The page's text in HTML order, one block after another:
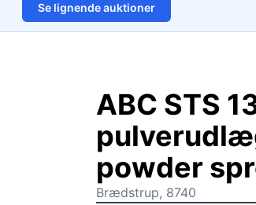
Se lignende auktioner
1/52
ABC STS
powder
Brædstrup, 8740